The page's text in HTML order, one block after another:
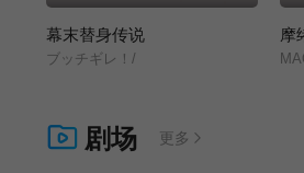
幕末替身传说
ブッチギレ！/
摩
剧场 更多